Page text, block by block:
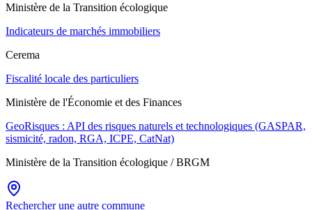
Ministère de la Transition écologique
Indicateurs de marchés immobiliers
Cerema
Fiscalité locale des particuliers
Ministère de l'Économie et des Finances
GeoRisques : API des risques naturels et technologiques (GASPAR,
sismicité, radon, RGA, ICPE, CatNat)
Ministère de la Transition écologique / BRGM
Rechercher une autre commune